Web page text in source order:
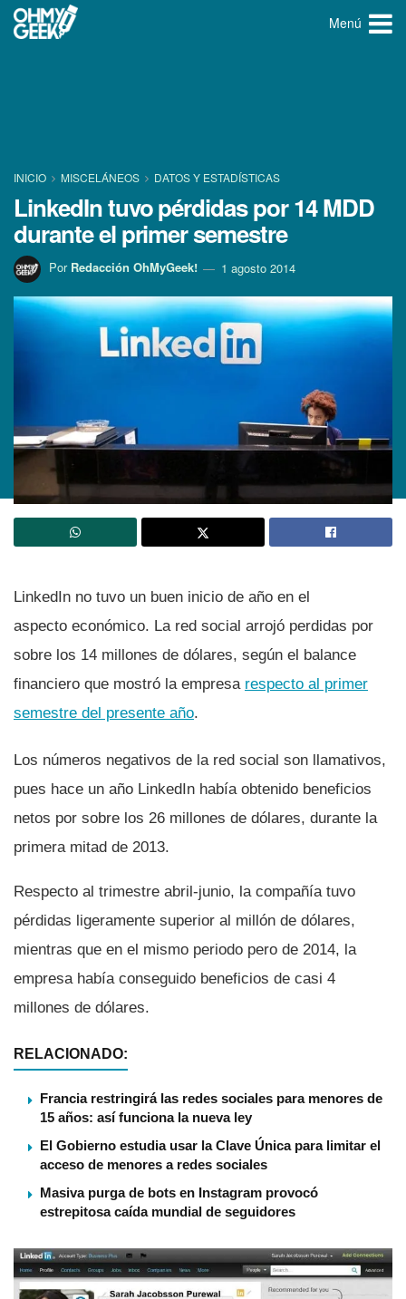
Menú
INICIO MISCELÁNEOS DATOS Y ESTADÍ­STICAS
LinkedIn tuvo pérdidas por 14 MDD
durante el primer semestre
Por Redacción OhMyGeek! 1 agosto 2014
LinkedIn no tuvo un buen inicio de año en el
aspecto económico. La red social arrojó perdidas por
sobre los 14 millones de dólares, según el balance
financiero que mostró la empresa respecto al primer
semestre del presente año.
Los números negativos de la red social son llamativos,
pues hace un año LinkedIn habí­a obtenido beneficios
netos por sobre los 26 millones de dólares, durante la
primera mitad de 2013.
Respecto al trimestre abril-junio, la compañí­a tuvo
pérdidas ligeramente superior al millón de dólares,
mientras que en el mismo periodo pero de 2014, la
empresa habí­a conseguido beneficios de casi 4
millones de dólares.
RELACIONADO:
Francia restringirá las redes sociales para menores de
15 años: así funciona la nueva ley
El Gobierno estudia usar la Clave Única para limitar el
acceso de menores a redes sociales
Masiva purga de bots en Instagram provocó
estrepitosa caída mundial de seguidores